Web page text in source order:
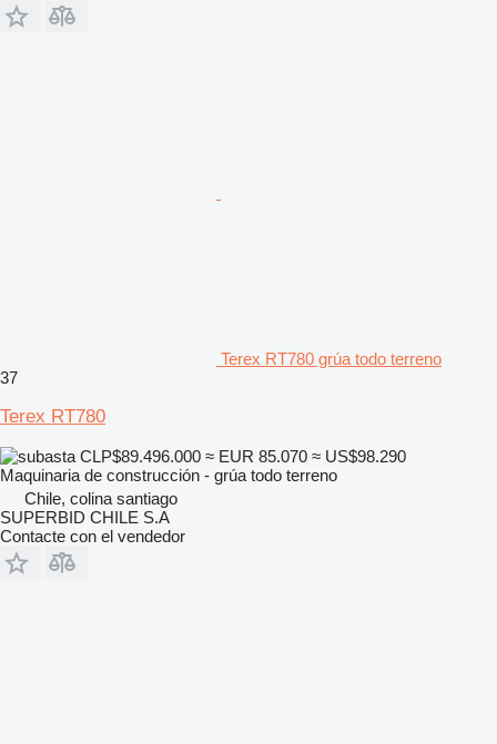
Terex RT780 grúa todo terreno
37
Terex RT780
CLP$89.496.000 ≈ EUR 85.070 ≈ US$98.290
Maquinaria de construcción - grúa todo terreno
Chile, colina santiago
SUPERBID CHILE S.A
Contacte con el vendedor